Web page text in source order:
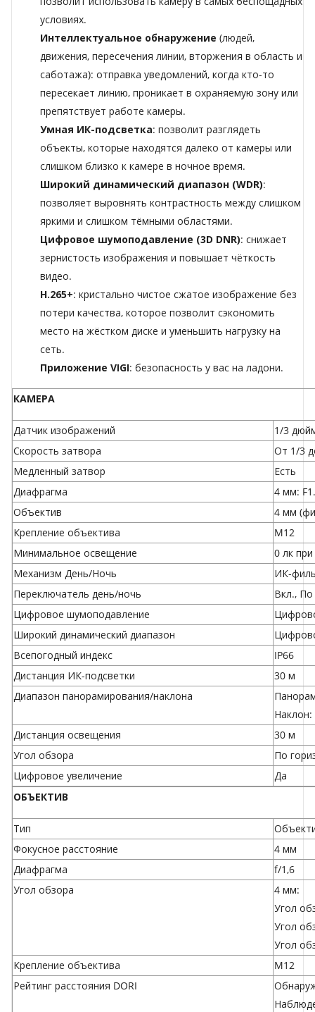
условиях.
Интеллектуальное обнаружение (людей,
движения, пересечения линии, вторжения в область и
саботажа): отправка уведомлений, когда кто-то
пересекает линию, проникает в охраняемую зону или
препятствует работе камеры.
Умная ИК-подсветка: позволит разглядеть
объекты, которые находятся далеко от камеры или
слишком близко к камере в ночное время.
Широкий динамический диапазон (WDR):
позволяет выровнять контрастность между слишком
яркими и слишком тёмными областями.
Цифровое шумоподавление (3D DNR): снижает
зернистость изображения и повышает чёткость
видео.
H.265+: кристально чистое сжатое изображение без
потери качества, которое позволит сэкономить
место на жёстком диске и уменьшить нагрузку на
сеть.
Приложение VIGI: безопасность у вас на ладони.
КАМЕРА
Датчик изображений
1/3
Скорость затвора
От 1/3
Медленный затвор
Есть
Диафрагма
4 мм:
Объектив
4 мм
Крепление объектива
M12
Минимальное освещение
0 лк
Механизм День/Ночь
ИК-
Переключатель день/ночь
Вкл.,
Цифровое шумоподавление
Широкий динамический диапазон
Всепогодный индекс
IP66
Дистанция ИК-подсветки
30 м
Диапазон панорамирования/наклона
Наклон:
Дистанция освещения
30 м
Угол обзора
По
Цифровое увеличение
Да
ОБЪЕКТИВ
Тип
Фокусное расстояние
4 мм
Диафрагма
f/1,6
Угол обзора
4 мм:
Угол
Угол
Угол
Крепление объектива
M12
Рейтинг расстояния DORI